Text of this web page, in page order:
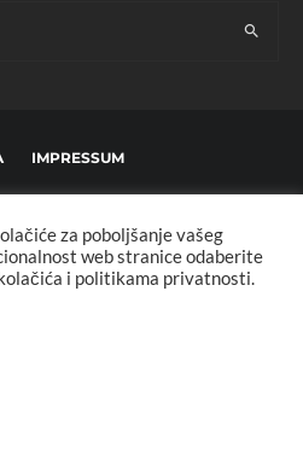
IMPRESSUM
MARKETING KONTAKT
Sva prava zadržana. Developed by:
za poboljšanje vašeg
web stranice odaberite
i politikama privatnosti.